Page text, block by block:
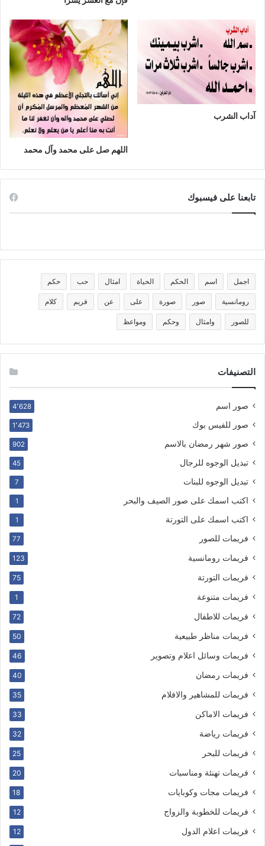
آداب الشرب
اللهم صل على محمد وآل محمد
تابعنا على فيسبوك
اجمل اسم الحكم الحياة امثال حب حكم
رومانسية صور صورة على عن فريم كلام
للصور وامثال وحكم ومواعظ
التصنيفات
صور اسم 4٬628
صور للفيس بوك 1٬473
صور شهر رمضان بالاسم 902
تبديل الوجوه للرجال 45
تبديل الوجوه للبنات 7
اكتب اسمك على صور الصيف والبحر 1
اكتب اسمك على التورتة 1
فريمات للصور 77
فريمات رومانسية 123
فريمات التورتة 75
فريمات متنوعة 1
فريمات للاطفال 72
فريمات مناظر طبيعية 50
فريمات وسائل اعلام وتصوير 46
فريمات رمضان 40
فريمات للمشاهير والافلام 35
فريمات الاماكن 33
فريمات رياضة 32
فريمات للبحر 25
فريمات تهنئة ومناسبات 20
فريمات مجات وكوبايات 18
فريمات للخطوبة والزواج 12
فريمات اعلام الدول 12